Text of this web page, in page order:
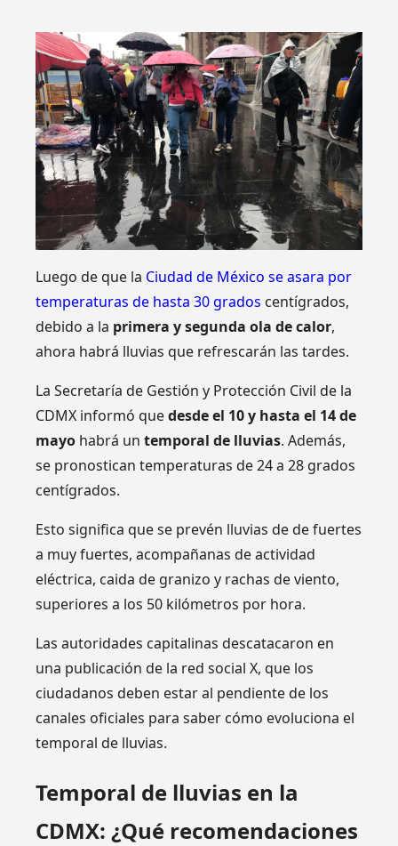
Luego de que la Ciudad de México se asara por
temperaturas de hasta 30 grados centígrados,
debido a la primera y segunda ola de calor,
ahora habrá lluvias que refrescarán las tardes.
La Secretaría de Gestión y Protección Civil de la
CDMX informó quedesde el 10 y hasta el 14 de
mayo habrá untemporal de lluvias. Además,
se pronostican temperaturas de 24 a 28 grados
centígrados.
Esto significa que se prevén lluvias de de fuertes
a muy fuertes, acompañanas de actividad
eléctrica, caida de granizo y rachas de viento,
superiores a los 50 kilómetros por hora.
Las autoridades capitalinas descatacaron en
una publicación de la red social X, que los
ciudadanos deben estar al pendiente de los
canales oficiales para saber cómo evoluciona el
temporal de lluvias.
Temporal de lluvias en la
CDMX: ¿Qué recomendaciones